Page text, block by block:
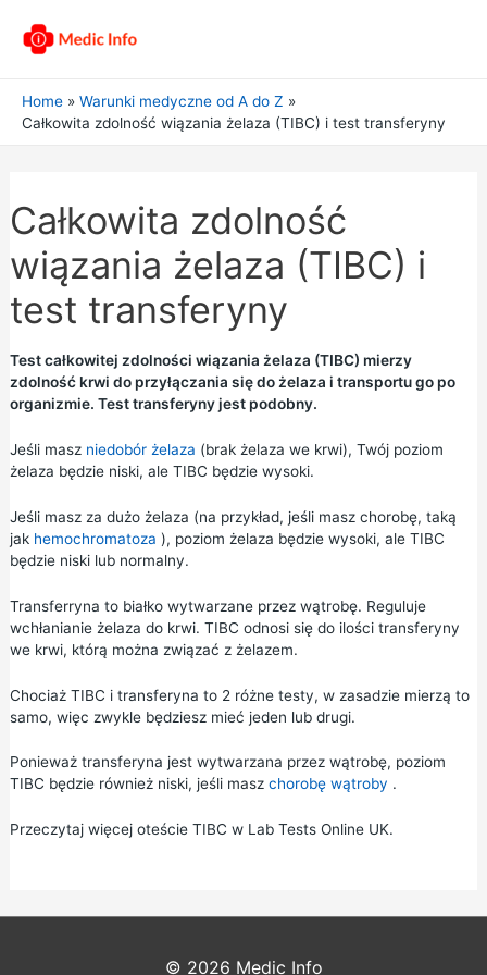
Home
Warunki medyczne od A do Z
Całkowita zdolność wiązania żelaza (TIBC) i test transferyny
Całkowita zdolność
wiązania żelaza (TIBC) i
test transferyny
Test całkowitej zdolności wiązania żelaza (TIBC) mierzy
zdolność krwi do przyłączania się do żelaza i transportu go po
organizmie. Test transferyny jest podobny.
Jeśli masz niedobór żelaza (brak żelaza we krwi), Twój poziom
żelaza będzie niski, ale TIBC będzie wysoki.
Jeśli masz za dużo żelaza (na przykład, jeśli masz chorobę, taką
jak hemochromatoza ), poziom żelaza będzie wysoki, ale TIBC
będzie niski lub normalny.
Transferryna to białko wytwarzane przez wątrobę. Reguluje
wchłanianie żelaza do krwi. TIBC odnosi się do ilości transferyny
we krwi, którą można związać z żelazem.
Chociaż TIBC i transferyna to 2 różne testy, w zasadzie mierzą to
samo, więc zwykle będziesz mieć jeden lub drugi.
Ponieważ transferyna jest wytwarzana przez wątrobę, poziom
TIBC będzie również niski, jeśli masz chorobę wątroby .
Przeczytaj więcej oteście TIBC w Lab Tests Online UK.
© 2026 Medic Info